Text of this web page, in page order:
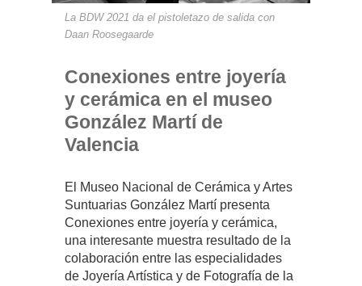
La BDW 2021 da el pistoletazo de salida con
Daan Roosegaarde
Conexiones entre joyería
y cerámica en el museo
González Martí de
Valencia
El Museo Nacional de Cerámica y Artes
Suntuarias González Martí presenta
Conexiones entre joyería y cerámica,
una interesante muestra resultado de la
colaboración entre las especialidades
de Joyería Artística y de Fotografía de la